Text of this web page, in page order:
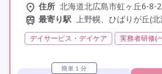
住所 北海道北広島市虹ヶ丘6-8-
最寄り駅 上野幌、ひばりが丘(
デイサービス・デイケア
実務者研修(
未経験歓迎
定年60歳以上 車通勤可
簡単１分